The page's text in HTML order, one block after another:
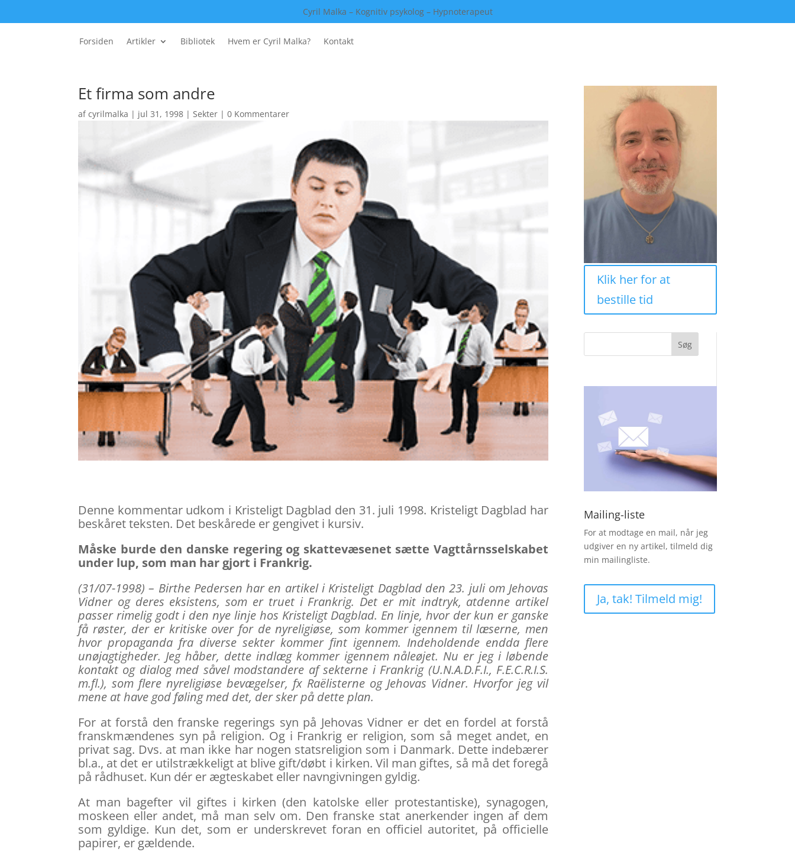
Cyril Malka – Kognitiv psykolog – Hypnoterapeut
Forsiden Artikler Bibliotek Hvem er Cyril Malka? Kontakt
Et firma som andre
afcyrilmalka | jul 31, 1998 | Sekter | 0 Kommentarer
Denne kommentar udkom i Kristeligt Dagblad den 31. juli 1998. Kristeligt Dagblad har
beskåret teksten. Det beskårede er gengivet i kursiv.
Måske burde den danske regering og skattevæsenet sætte Vagttårnsselskabet
under lup, som man har gjort i Frankrig.
(31/07-1998) – Birthe Pedersen har en artikel i Kristeligt Dagblad den 23. juli om Jehovas
Vidner og deres eksistens, som er truet i Frankrig. Det er mit indtryk, atdenne artikel
passer rimelig godt i den nye linje hos Kristeligt Dagblad. En linje, hvor der kun er ganske
få røster, der er kritiske over for de nyreligiøse, som kommer igennem til læserne, men
hvor propaganda fra diverse sekter kommer fint igennem. Indeholdende endda flere
unøjagtigheder. Jeg håber, dette indlæg kommer igennem nåleøjet. Nu er jeg i løbende
kontakt og dialog med såvel modstandere af sekterne i Frankrig (U.N.A.D.F.I., F.E.C.R.I.S.
m.fl.), som flere nyreligiøse bevægelser, fx Raëlisterne og Jehovas Vidner. Hvorfor jeg vil
mene at have god føling med det, der sker på dette plan.
For at forstå den franske regerings syn på Jehovas Vidner er det en fordel at forstå
franskmændenes syn på religion. Og i Frankrig er religion, som så meget andet, en
privat sag. Dvs. at man ikke har nogen statsreligion som i Danmark. Dette indebærer
bl.a., at det er utilstrækkeligt at blive gift/døbt i kirken. Vil man giftes, så må det foregå
på rådhuset. Kun dér er ægteskabet eller navngivningen gyldig.
At man bagefter vil giftes i kirken (den katolske eller protestantiske), synagogen,
moskeen eller andet, må man selv om. Den franske stat anerkender ingen af dem
som gyldige. Kun det, som er underskrevet foran en officiel autoritet, på officielle
papirer, er gældende.
Klik her for at
bestille tid
Søg
Mailing-liste
For at modtage en mail, når jeg
udgiver en ny artikel, tilmeld dig
min mailingliste.
Ja, tak! Tilmeld mig!